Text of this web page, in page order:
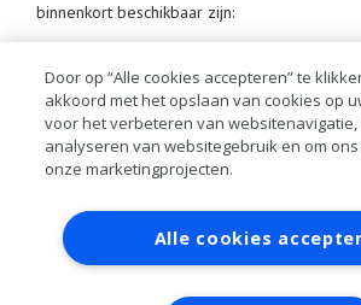
binnenkort beschikbaar zijn:
Triple QX Stuurbekrachtiging Fluid
Triple QX Antivries
Triple QX Gaslekzoeker
Triple QX Wash ‘n’ Wax
Triple QX Alloy Wheel Cleaner
Triple QX Bumper & Trim Gel
Triple QX Bekleding Cleaner
Contact Account aanvragen
RAI bestanden
Privacy
Verwerkersovereenkomst
Door op “Alle cookies accepteren” te
akkoord met het opslaan van cookies op
voor het verbeteren van websitenavigatie,
analyseren van websitegebruik en om
onze marketingprojecten.
Alle cookies